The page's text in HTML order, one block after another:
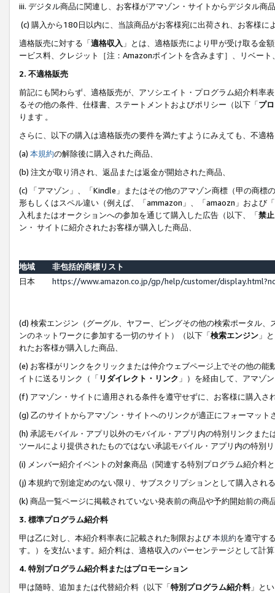
iii. デジタル商品に関連し、お客様がアマゾン・サイトからデジタル
(c) 購入から180日以内に、当該商品がお客様宛に出荷され、お客様
適格販売に対する「適格収入 」とは、適格販売により甲が受け取る金
ービス料、クレジット［注：Amazonポイントを含みます］、リベー
2. 不適格販売
前記にも関わらず、適格販売が、アソシエイト・プログラム紹介料率
るその他の条件、仕様書、ステートメントおよびポリシー（以下「プ
ります 。
さらに、以下の購入は適格販売の要件を満たすようにみえても、不適
(a) 本規約の解除後に購入された商品、
(b) 注文が取り消され、返品または返金が開始された商品、
(c) 「アマゾン」、「Kindle」またはその他のアマゾン商標（甲の商
形もしくはスペル違い（例えば、「ammazon」、「amaozn」および
入札またはオークションへの参加を通じて購入した広告（以下、「禁
ン・ サイトに紹介されたお客様が購入した商品、
地域
非包括的商標リスト
日本
https://www.amazon.co.jp/gp/help/customer/
(d) 検索エンジン（グーグル、ヤフー、ビングその他の検索ポータル
ンのネットワークに参加する一切のサイト）（以下「検索エンジン 」
れたお客様が購入した商品、
(e) お客様がリンクをクリックまたは仲介ウェブページ上でその他の
イトに送るリンク（「 リダイレクト・リンク 」）を経由して、アマゾ
(f) アマゾン・サイトに適用される条件を遵守せずに、お客様に購入さ
(g) 乙のサイトからアマゾン・サイトへのリンクが適正にフォーマッ
(h) 承認モバイル・アプリ以外のモバイル・アプリ内の特別リンクま
ツールにより提供されたものではない承認モバイル・アプリ内の特別
(i) メンバー紹介イベントの対象商品（関連する特別プログラム紹介料
(j) 本規約で別途定めのない限り、サブスクリプションとして購入され
(k) 商品一覧ページに掲載されていない発表前の商品や予約開始前の商
3. 標準プログラム紹介料
甲は乙に対し、本紹介料率表に記載された制限および本規約を遵守す
す。）を支払います。紹介料は、適格収入のパーセンテージとして計
4. 特別プログラム紹介料またはプロモーション
甲は随時、追加または代替紹介料（以下「特別プログラム紹介料」と